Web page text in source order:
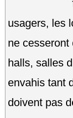
usagers, les
ne cesseront
halls, salles
envahis tant
doivent pas